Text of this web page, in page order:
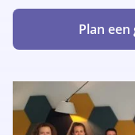
Plan